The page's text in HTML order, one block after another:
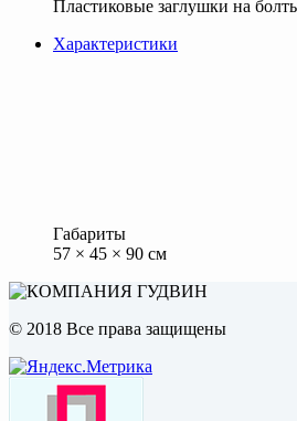
Пластиковые заглушки на
Характеристики
Габариты
57 × 45 × 90 см
© 2018 Все права защищены